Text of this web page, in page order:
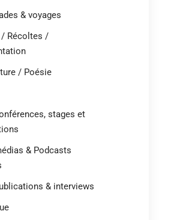
& voyages
Récoltes /
/ Poésie
stages et
& Podcasts
& interviews